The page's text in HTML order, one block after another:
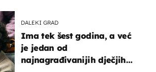
DALEKI GRAD
Ima tek šest godina, a već
je jedan od
najnagrađivanijih dječjih